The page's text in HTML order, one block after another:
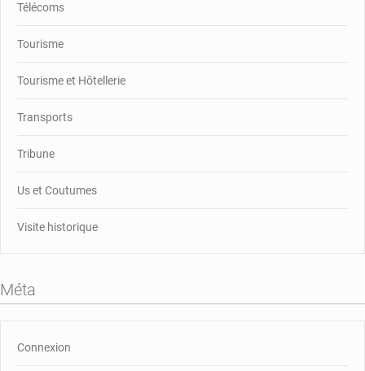
Télécoms
Tourisme
Tourisme et Hôtellerie
Transports
Tribune
Us et Coutumes
Visite historique
Méta
Connexion